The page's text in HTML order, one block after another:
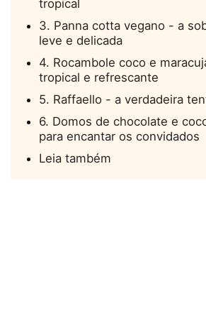
tropical
3. Panna cotta vegano - a
leve e delicada
4. Rocambole coco e
tropical e refrescante
5. Raffaello - a verdadeira
6. Domos de chocolate e
para encantar os convidados
Leia também